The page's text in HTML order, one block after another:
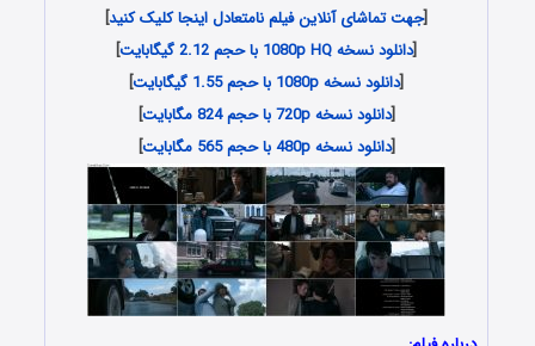
[جهت تماشای آنلاین فیلم نامتعادل اینجا کلیک کنید]
[دانلود نسخه 1080p HQ با حجم 2.12 گیگابایت
]
[دانلود نسخه 1080p با حجم 1.55 گیگابایت
]
[دانلود نسخه 720p با حجم 824 مگابایت
]
[دانلود نسخه 480p با حجم 565 مگابایت ]